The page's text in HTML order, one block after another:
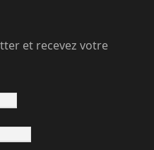
et recevez votre